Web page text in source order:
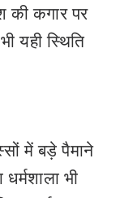
की कगार पर
यही स्थिति
में बड़े पैमाने
भी